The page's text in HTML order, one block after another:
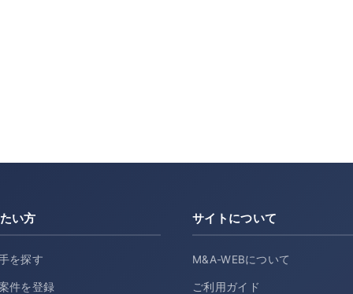
い方
を探す
件を登録
サイトについて
M&A-WEBについて
ご利用ガイド